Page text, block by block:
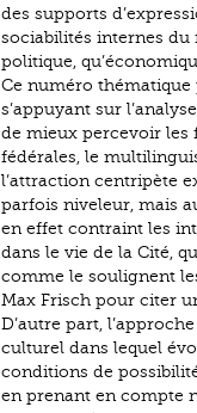
des supports
sociabilités internes
politique,
Ce numéro thématique
s’appuyant sur
de mieux percevoir les
fédérales, le
l’attraction centripète
parfois niveleur, mais
en effet contraint les
dans le vie de la Cité,
comme le soulignent
Max Frisch pour citer
D’autre part,
culturel dans lequel
conditions de
en prenant en compte